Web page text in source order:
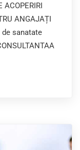
ACOPERIRI
ANGAJAȚI
sanatate